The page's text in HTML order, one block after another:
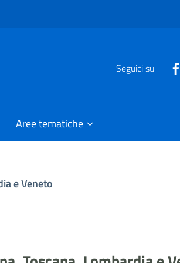
Seguici su
Aree tematiche
e Veneto